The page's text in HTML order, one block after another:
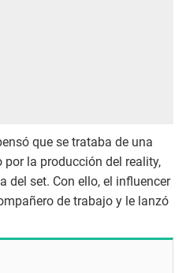
que se trataba de una
la producción del reality,
del set. Con ello, el influencer
de trabajo y le lanzó